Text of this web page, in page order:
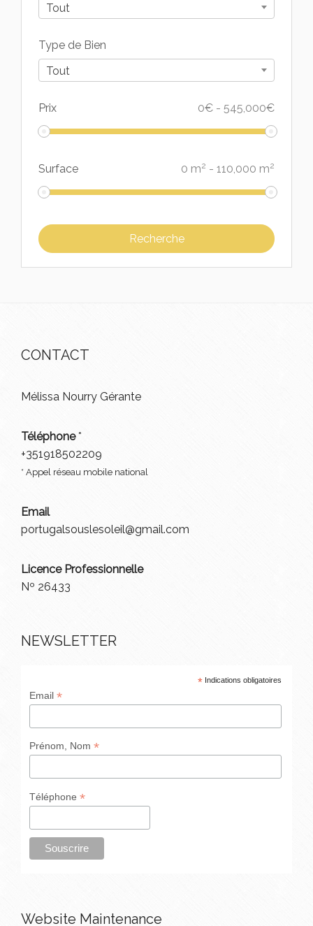
Tout
Type de Bien
Tout
Prix 0€ - 545,000€
Surface 0 m2 - 110,000 m2
CONTACT
Mélissa Nourry Gérante
Téléphone*
+351918502209
* Appel réseau mobile national
Email
portugalsouslesoleil@gmail.com
Licence Professionnelle
Nº 26433
NEWSLETTER
*Indications obligatoires
Email *
Prénom, Nom *
Téléphone *
Website Maintenance